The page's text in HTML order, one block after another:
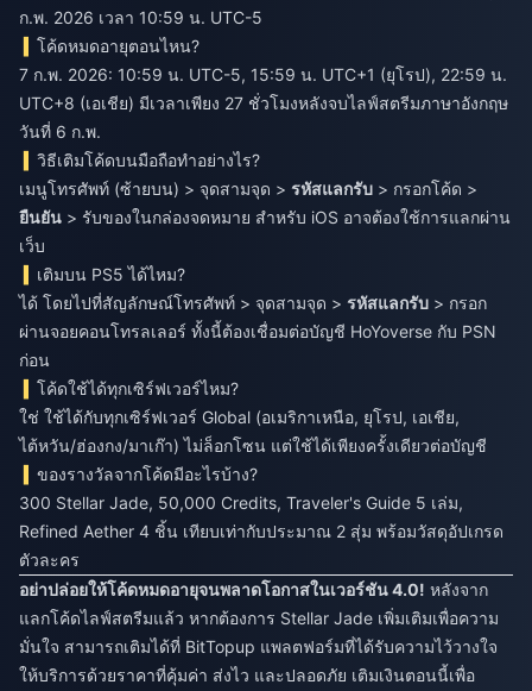
ก.พ. 2026 เวลา 10:59 น. UTC-5
โค้ดหมดอายุตอนไหน?
7 ก.พ. 2026: 10:59 น. UTC-5, 15:59 น. UTC+1 (ยุโรป), 22:59 น.
UTC+8 (เอเชีย) มีเวลาเพียง 27 ชั่วโมงหลังจบไลฟ์สตรีมภาษาอังกฤษ
วันที่ 6 ก.พ.
วิธีเติมโค้ดบนมือถือทำอย่างไร?
เมนูโทรศัพท์ (ซ้ายบน) > จุดสามจุด > รหัสแลกรับ > กรอกโค้ด >
ยืนยัน > รับของในกล่องจดหมาย สำหรับ iOS อาจต้องใช้การแลกผ่าน
เว็บ
เติมบน PS5 ได้ไหม?
ได้ โดยไปที่สัญลักษณ์โทรศัพท์ > จุดสามจุด > รหัสแลกรับ > กรอก
ผ่านจอยคอนโทรลเลอร์ ทั้งนี้ต้องเชื่อมต่อบัญชี HoYoverse กับ PSN
ก่อน
โค้ดใช้ได้ทุกเซิร์ฟเวอร์ไหม?
ใช่ ใช้ได้กับทุกเซิร์ฟเวอร์ Global (อเมริกาเหนือ, ยุโรป, เอเชีย,
ไต้หวัน/ฮ่องกง/มาเก๊า) ไม่ล็อกโซน แต่ใช้ได้เพียงครั้งเดียวต่อบัญชี
ของรางวัลจากโค้ดมีอะไรบ้าง?
300 Stellar Jade, 50,000 Credits, Traveler's Guide 5 เล่ม,
Refined Aether 4 ชิ้น เทียบเท่ากับประมาณ 2 สุ่ม พร้อมวัสดุอัปเกรด
ตัวละคร
อย่าปล่อยให้โค้ดหมดอายุจนพลาดโอกาสในเวอร์ชัน 4.0! หลังจาก
แลกโค้ดไลฟ์สตรีมแล้ว หากต้องการ Stellar Jade เพิ่มเติมเพื่อความ
มั่นใจ สามารถเติมได้ที่ BitTopup แพลตฟอร์มที่ได้รับความไว้วางใจ
ให้บริการด้วยราคาที่คุ้มค่า ส่งไว และปลอดภัย เติมเงินตอนนี้เพื่อ